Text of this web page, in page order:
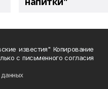
известия" Копирование
с письменного согласия